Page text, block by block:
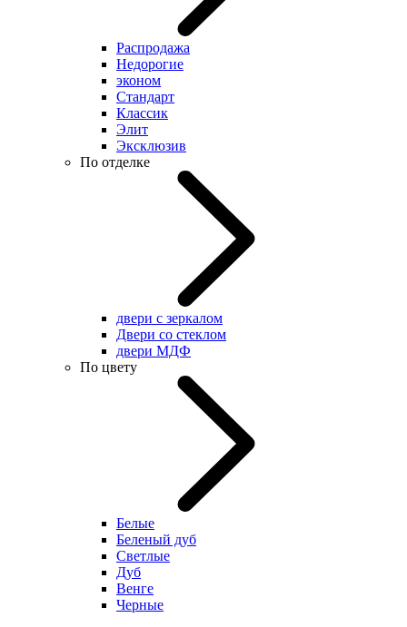
Распродажа
Недорогие
эконом
Стандарт
Классик
Элит
Эксклюзив
По отделке
двери с зеркалом
Двери со стеклом
двери МДФ
По цвету
Белые
Беленый дуб
Светлые
Дуб
Венге
Черные